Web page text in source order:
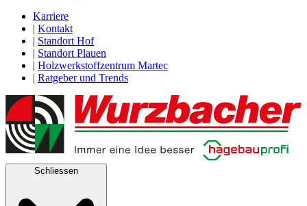
Karriere
| Kontakt
| Standort Hof
| Standort Plauen
| Holzwerkstoffzentrum Martec
| Ratgeber und Trends
Schliessen